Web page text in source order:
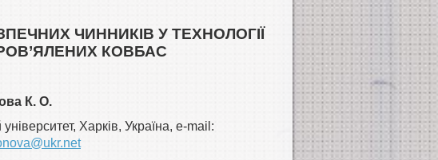
ЧИННИКІВ У ТЕХНОЛОГІЇ
КОВБАС
К. О.
Харків, Україна, e-mail: